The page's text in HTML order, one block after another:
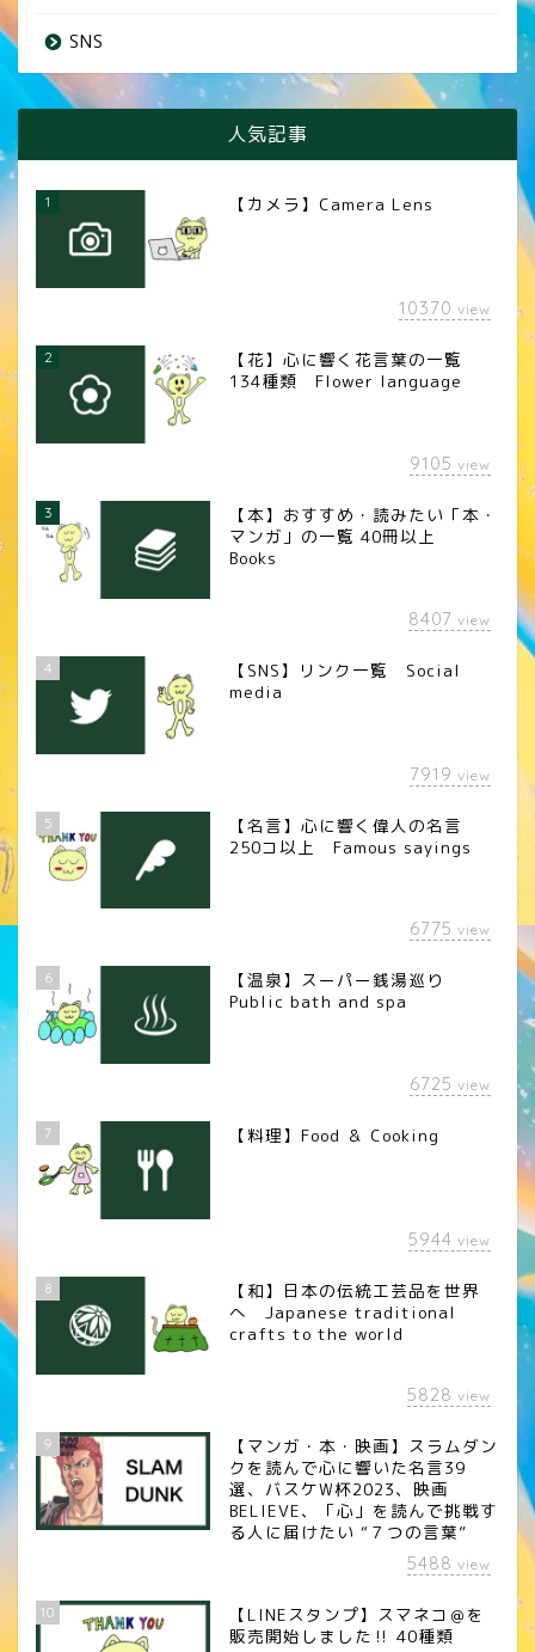
SNS
人気記事
1 【カメラ】Camera Lens
10370 view
2
【花】心に響く花言葉の一覧
134種類 Flower language
9105 view
3
【本】おすすめ・読みたい「本・
マンガ」の一覧 40冊以上
Books
8407 view
4
【SNS】リンク一覧 Social
media
7919 view
5
【名言】心に響く偉人の名言
250コ以上 Famous sayings
6775 view
6
【温泉】スーパー銭湯巡り
Public bath and spa
6725 view
7 【料理】Food ＆ Cooking
5944 view
8
【和】日本の伝統工芸品を世界
へ Japanese traditional
crafts to the world
5828 view
9
【マンガ・本・映画】スラムダン
クを読んで心に響いた名言39
選、バスケW杯2023、映画
BELIEVE、「心」を読んで挑戦す
る人に届けたい “７つの言葉”
5488 view
10
【LINEスタンプ】スマネコ＠を
販売開始しました‼︎ 40種類